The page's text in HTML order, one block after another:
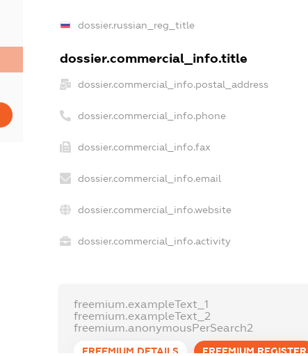
dossier.russian_reg_title
dossier.commercial_info.title
dossier.commercial_info.postal_address
dossier.commercial_info.phone
dossier.commercial_info.fax
dossier.commercial_info.email
dossier.commercial_info.website
dossier.commercial_info.activity
freemium.exampleText_1
freemium.exampleText_2
freemium.anonymousPerSearch2
FREEMIUM.DETAILS FREEMIUM.REGISTER